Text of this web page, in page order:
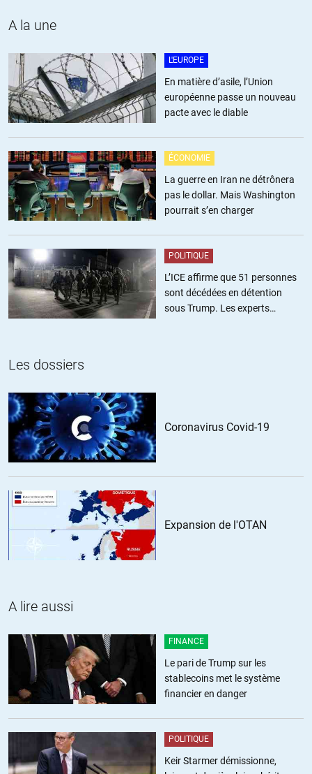
A la une
L'EUROPE
En matière d’asile, l’Union
européenne passe un nouveau
pacte avec le diable
ÉCONOMIE
La guerre en Iran ne détrônera
pas le dollar. Mais Washington
pourrait s’en charger
POLITIQUE
L’ICE affirme que 51 personnes
sont décédées en détention
sous Trump. Les experts
Les dossiers
Coronavirus Covid-19
Expansion de l'OTAN
A lire aussi
FINANCE
Le pari de Trump sur les
stablecoins met le système
financier en danger
POLITIQUE
Keir Starmer démissionne,